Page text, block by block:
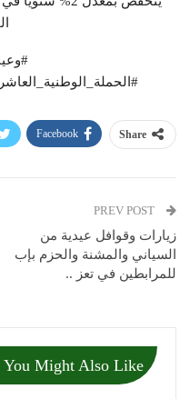
Share
Facebook
زيارات وقوافل عيدية من
السياني والمشنة والحزم بإب
للمرابطين في تعز ..
You Might Also Like